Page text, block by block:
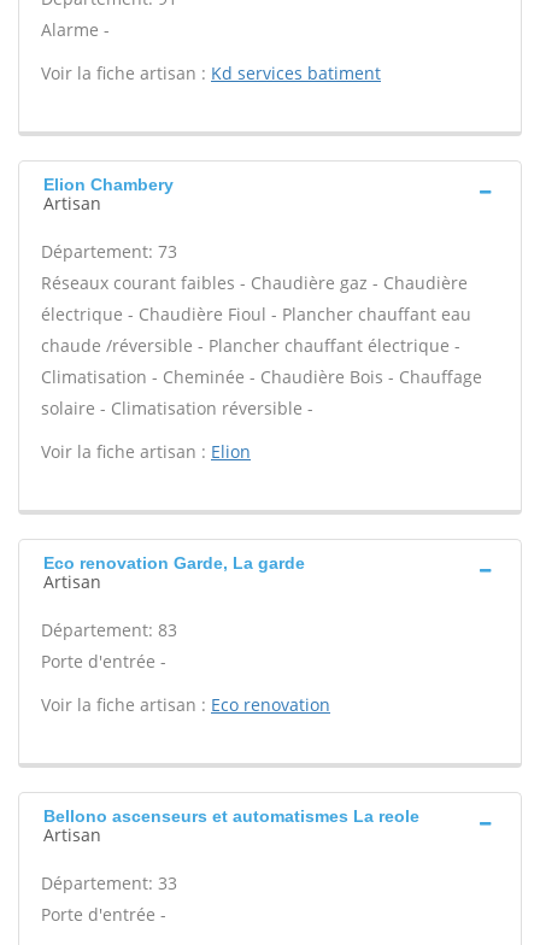
Alarme -
Voir la fiche artisan : Kd services batiment
Elion Chambery
Artisan
Département: 73
Réseaux courant faibles - Chaudière gaz - Chaudière
électrique - Chaudière Fioul - Plancher chauffant eau
chaude /réversible - Plancher chauffant électrique -
Climatisation - Cheminée - Chaudière Bois - Chauffage
solaire - Climatisation réversible -
Voir la fiche artisan : Elion
Eco renovation Garde, La garde
Artisan
Département: 83
Porte d'entrée -
Voir la fiche artisan : Eco renovation
Bellono ascenseurs et automatismes La reole
Artisan
Département: 33
Porte d'entrée -